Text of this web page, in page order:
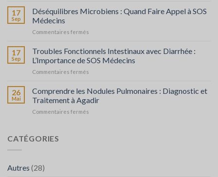
et
Prébiotiques
et
l’Importance
en
Cas
17
Sep
Déséquilibres Microbiens : Quand Faire Appel à SOS
Médecins
Commentaires fermés
Microbiens
:
Quand
à
SOS
17
Sep
Troubles Fonctionnels Intestinaux avec Diarrhée :
L’Importance de SOS Médecins
Commentaires fermés
Fonctionnels
Intestinaux
avec
26
Mai
Comprendre les Nodules Pulmonaires : Diagnostic et
Traitement à Agadir
Commentaires fermés
CATÉGORIES
Autres (28)